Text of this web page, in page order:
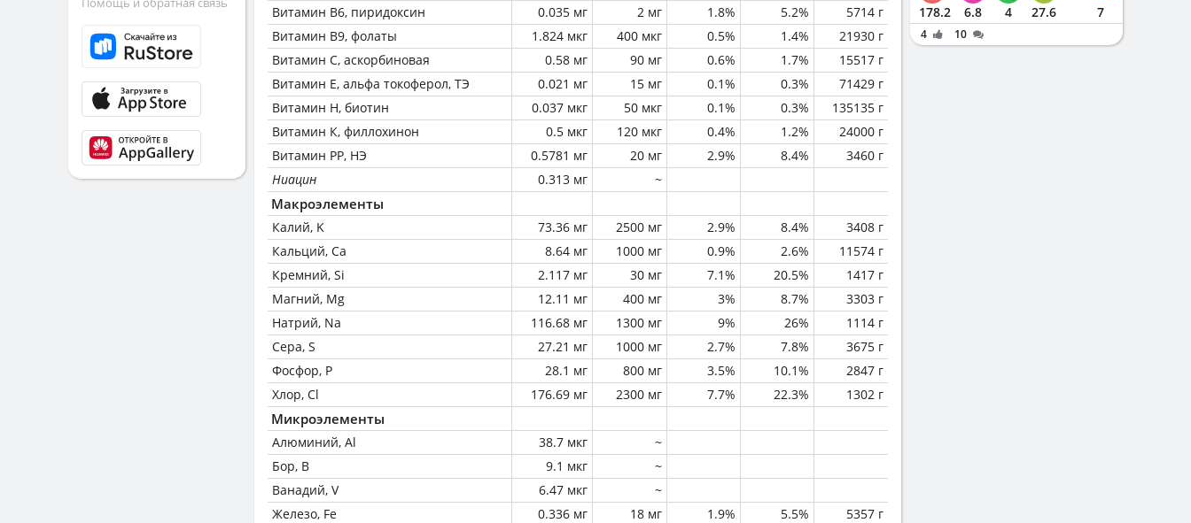
Витамин В6, пиридоксин
0.035 мг 2 мг 1.8% 5.2%
5714 г
Витамин В9, фолаты
1.824 мкг 400 мкг 0.5% 1.4%
21930 г
Витамин C, аскорбиновая
0.58 мг 90 мг 0.6% 1.7%
15517 г
Витамин Е, альфа токоферол, ТЭ
0.021 мг 15 мг 0.1% 0.3%
71429 г
Витамин Н, биотин
0.037 мкг 50 мкг 0.1% 0.3%
135135 г
Витамин К, филлохинон
0.5 мкг 120 мкг 0.4% 1.2%
24000 г
Витамин РР, НЭ
0.5781 мг 20 мг 2.9% 8.4%
3460 г
Ниацин
0.313 мг ~
Макроэлементы
Калий, K 73.36 мг 2500 мг 2.9% 8.4%
3408 г
Кальций, Ca
8.64 мг 1000 мг 0.9% 2.6%
11574 г
Кремний, Si
2.117 мг 30 мг 7.1% 20.5%
1417 г
Магний, Mg
12.11 мг 400 мг 3% 8.7%
3303 г
Натрий, Na
116.68 мг 1300 мг 9% 26%
1114 г
Сера, S
27.21 мг 1000 мг 2.7% 7.8%
3675 г
Фосфор, P
28.1 мг 800 мг 3.5% 10.1%
2847 г
Хлор, Cl
176.69 мг 2300 мг 7.7% 22.3% 1302 г
Микроэлементы
Алюминий, Al 38.7 мкг
~
Бор, B
9.1 мкг
~
Ванадий, V
6.47 мкг
~
Железо, Fe
0.336 мг 18 мг 1.9% 5.5%
5357 г
178.2 6.8 4 27.6 7
4 10